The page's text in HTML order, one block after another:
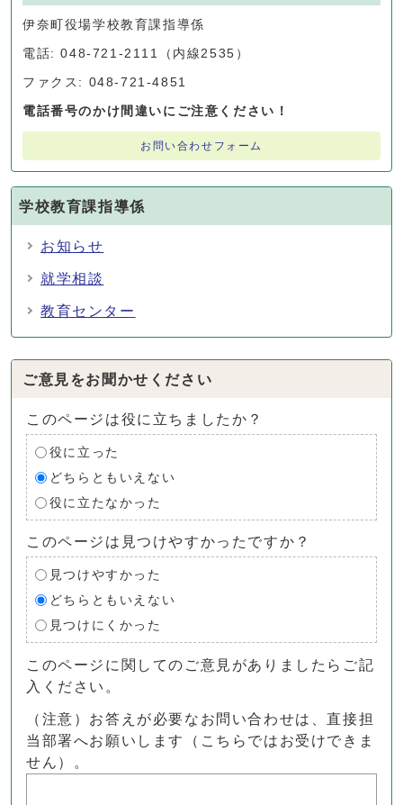
伊奈町役場学校教育課指導係
電話: 048-721-2111（内線2535）
ファクス: 048-721-4851
電話番号のかけ間違いにご注意ください！
お問い合わせフォーム
学校教育課指導係
お知らせ
就学相談
教育センター
ご意見をお聞かせください
このページは役に立ちましたか？
役に立った
どちらともいえない
役に立たなかった
このページは見つけやすかったですか？
見つけやすかった
どちらともいえない
見つけにくかった
このページに関してのご意見がありましたらご記
入ください。
（注意）お答えが必要なお問い合わせは、直接担
当部署へお願いします（こちらではお受けできま
せん）。